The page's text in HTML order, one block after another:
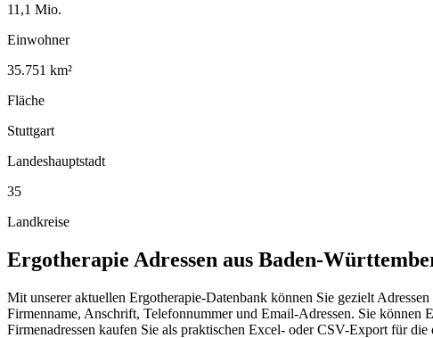
11,1 Mio.
Einwohner
35.751 km²
Fläche
Stuttgart
Landeshauptstadt
35
Landkreise
Ergotherapie Adressen aus Baden-
Mit unserer aktuellen Ergotherapie-Datenbank können Sie gezielt
Firmenname, Anschrift, Telefonnummer und Email-Adressen. Sie können
Firmenadressen kaufen Sie als praktischen Excel- oder CSV-Export für